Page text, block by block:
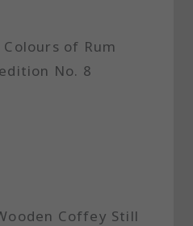
of Rum
No. 8
Coffey Still